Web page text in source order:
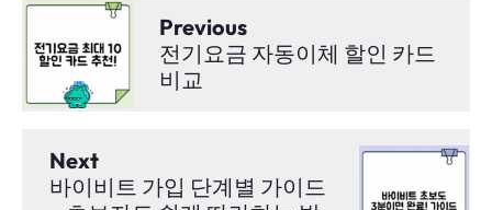
Previous
전기요금 자동이체 할인 카드
비교
Next
바이비트 가입 단계별 가이드